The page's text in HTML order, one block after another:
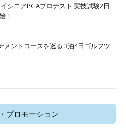
シニアPGAプロテスト 実技試験2日
！
メントコースを巡る 3泊4日ゴルフツ
プロモーション